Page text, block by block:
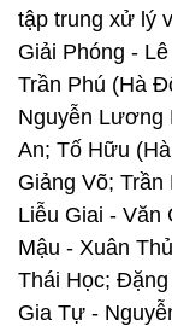
tập trung xử lý
Giải Phóng -
Trần Phú (Hà
Nguyễn Lương
An; Tố Hữu
Giảng Võ;
Liễu Giai - Văn
Mậu - Xuân
Thái Học;
Gia Tự -